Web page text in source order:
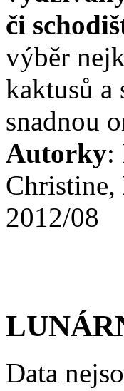
či
výběr
kaktusů a
snadnou
Autorky:
Christine,
2012/08
Data